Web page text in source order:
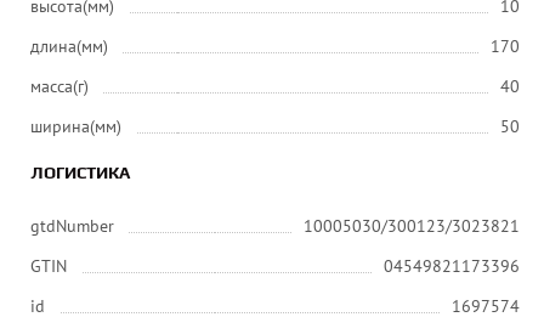
высота(мм)
10
длина(мм)
170
масса(г)
40
ширина(мм)
50
ЛОГИСТИКА
gtdNumber
10005030/300123/3023821
GTIN
04549821173396
id
1697574